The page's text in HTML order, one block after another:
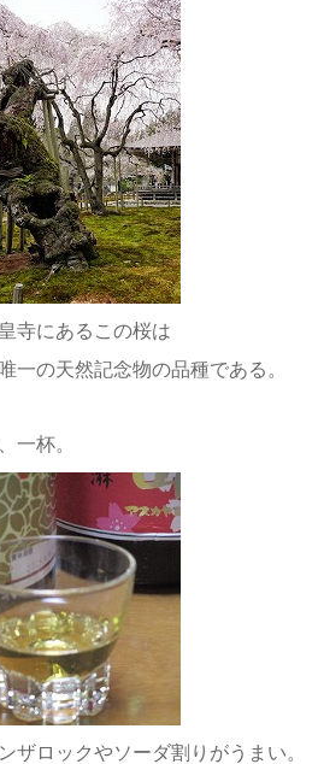
寺にあるこの桜は
一の天然記念物の品種である。
一杯。
ザロックやソーダ割りがうまい。